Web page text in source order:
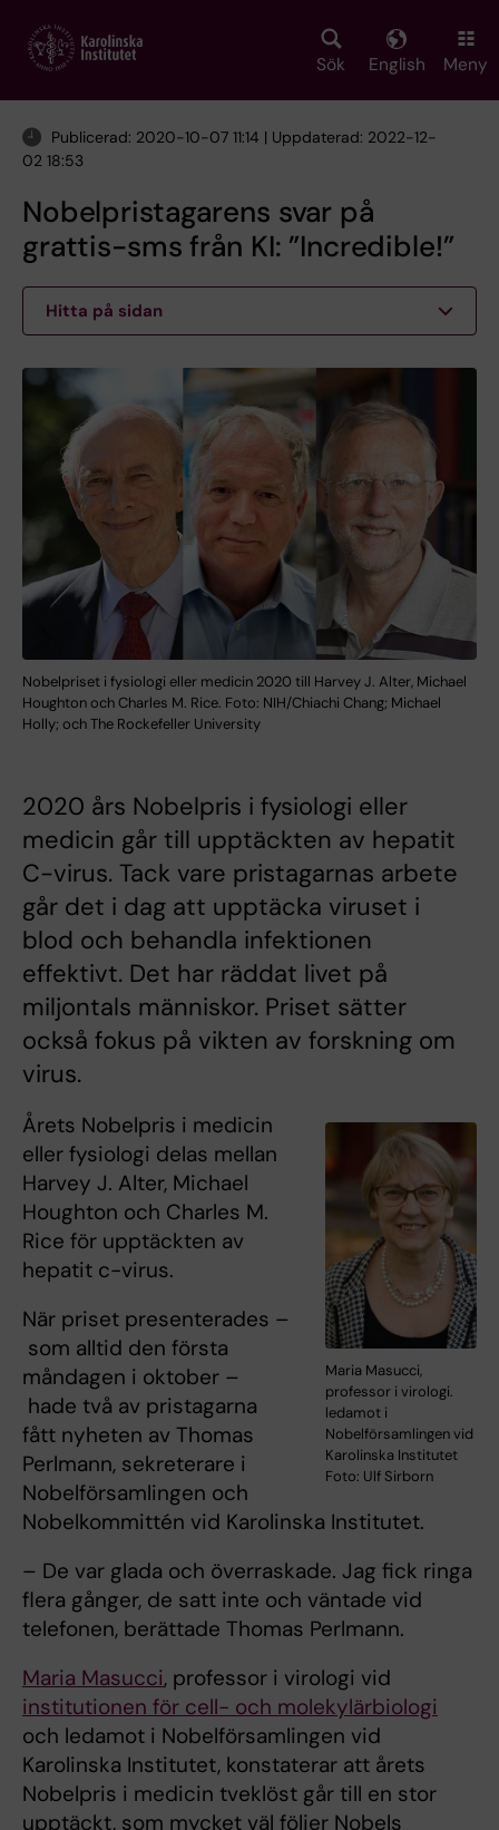
main
Sök English Meny
Publicerad: 2020-10-07 11:14 | Uppdaterad: 2022-12-
02 18:53
Nobelpristagarens svar på
grattis-sms från KI: ”Incredible!”
Hitta på sidan
Nobelpriset i fysiologi eller medicin 2020 till Harvey J. Alter, Michael
Houghton och Charles M. Rice. Foto: NIH/Chiachi Chang; Michael
Holly; och The Rockefeller University
2020 års Nobelpris i fysiologi eller
medicin går till upptäckten av hepatit
C-virus. Tack vare pristagarnas arbete
går det i dag att upptäcka viruset i
blod och behandla infektionen
effektivt. Det har räddat livet på
miljontals människor. Priset sätter
också fokus på vikten av forskning om
virus.
Maria Masucci,
professor i virologi.
ledamot i
Nobelförsamlingen vid
Karolinska Institutet
Foto: Ulf Sirborn
Årets Nobelpris i medicin
eller fysiologi delas mellan
Harvey J. Alter, Michael
Houghton och Charles M.
Rice för upptäckten av
hepatit c-virus.
När priset presenterades –
som alltid den första
måndagen i oktober –
hade två av pristagarna
fått nyheten av Thomas
Perlmann, sekreterare i
Nobelförsamlingen och
Nobelkommittén vid Karolinska Institutet.
– De var glada och överraskade. Jag fick ringa
flera gånger, de satt inte och väntade vid
telefonen, berättade Thomas Perlmann.
Maria Masucci, professor i virologi vid
institutionen för cell- och molekylärbiologi
och ledamot i Nobelförsamlingen vid
Karolinska Institutet, konstaterar att årets
Nobelpris i medicin tveklöst går till en stor
upptäckt, som mycket väl följer Nobels